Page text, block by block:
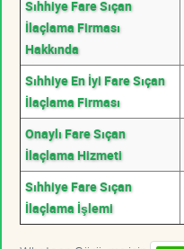
Sıhhiye Fare Sıçan
İlaçlama Firması
Hakkında
Sıhhiye En İyi Fare Sıçan
İlaçlama Firması
Onaylı Fare Sıçan
İlaçlama Hizmeti
Sıhhiye Fare Sıçan
İlaçlama İşlemi